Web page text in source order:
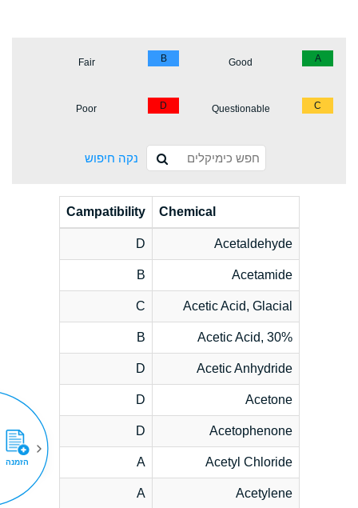
A
Good
B
Fair
C
Questionable
D
Poor
נקה חיפוש
Chemical
Campatibility
Acetaldehyde
D
Acetamide
B
Acetic Acid, Glacial
C
Acetic Acid, 30%
B
Acetic Anhydride
D
Acetone
D
Acetophenone
D
Acetyl Chloride
A
Acetylene
A
הזמנה